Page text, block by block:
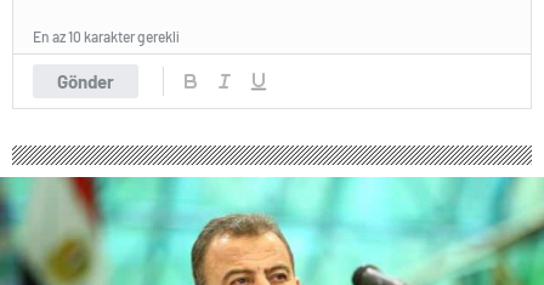
Gönder
En az 10 karakter gerekli